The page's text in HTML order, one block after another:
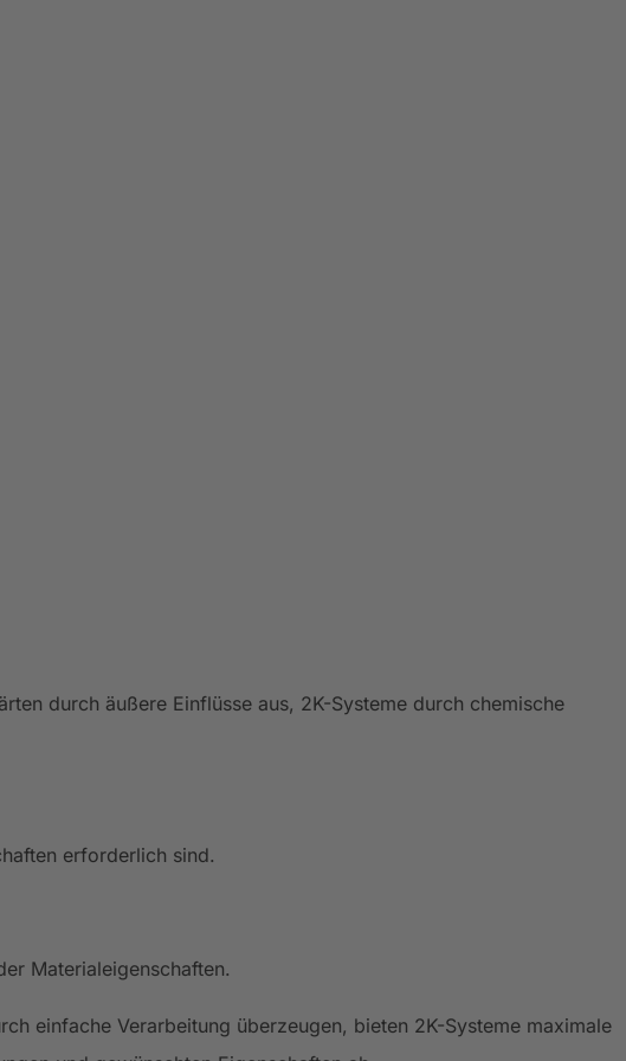
durch äußere Einflüsse aus, 2K-Systeme durch chemische
erforderlich sind.
Materialeigenschaften.
einfache Verarbeitung überzeugen, bieten 2K-Systeme maximale